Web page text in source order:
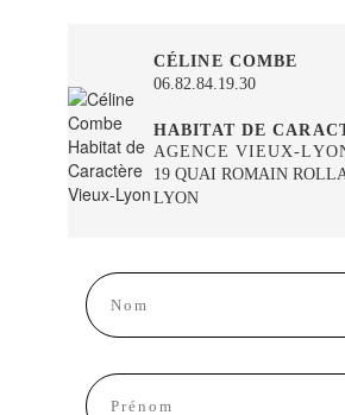
CÉLINE COMBE
06.82.84.19.30
HABITAT DE
AGENCE VIEUX-
19 QUAI ROMAIN
LYON